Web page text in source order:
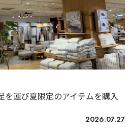
を運び夏限定のアイテムを購入
2026.07.27